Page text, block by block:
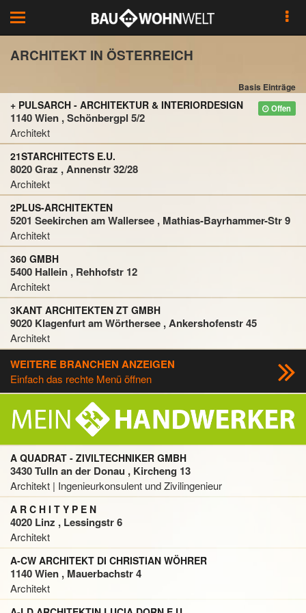
Toggle
navigation
ARCHITEKT IN ÖSTERREICH
Basis Einträge
Offen
+ PULSARCH - ARCHITEKTUR & INTERIORDESIGN
1140 Wien , Schönbergpl 5/2
Architekt
21STARCHITECTS E.U.
8020 Graz , Annenstr 32/28
Architekt
2PLUS-ARCHITEKTEN
5201 Seekirchen am Wallersee , Mathias-Bayrhammer-Str 9
Architekt
360 GMBH
5400 Hallein , Rehhofstr 12
Architekt
3KANT ARCHITEKTEN ZT GMBH
9020 Klagenfurt am Wörthersee , Ankershofenstr 45
Architekt
WEITERE BRANCHEN ANZEIGEN
Einfach das rechte Menü öffnen
A QUADRAT - ZIVILTECHNIKER GMBH
3430 Tulln an der Donau , Kircheng 13
Architekt | Ingenieurkonsulent und Zivilingenieur
A R C H I T Y P E N
4020 Linz , Lessingstr 6
Architekt
A-CW ARCHITEKT DI CHRISTIAN WÖHRER
1140 Wien , Mauerbachstr 4
Architekt